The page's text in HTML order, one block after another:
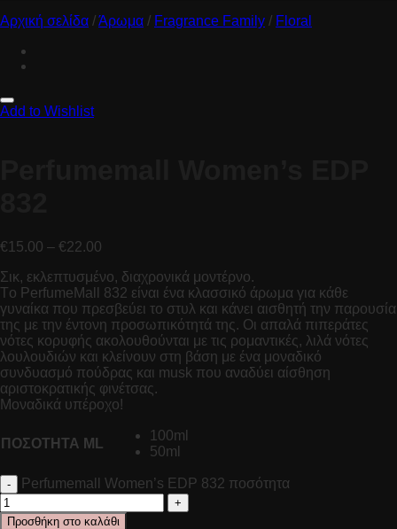
Αρχική σελίδα /Άρωμα / Fragrance Family / Floral
Add to Wishlist
€15.00 – €22.00
Σικ, εκλεπτυσμένο, διαχρονικά μοντέρνο.
Tο PerfumeMall 832 είναι ένα κλασσικό άρωμα για κάθε
γυναίκα που πρεσβεύει το στυλ και κάνει αισθητή την παρουσία
της με την έντονη προσωπικότητά της. Οι απαλά πιπεράτες
νότες κορυφής ακολουθούνται με τις ρομαντικές, λιλά νότες
λουλουδιών και κλείνουν στη βάση με ένα μοναδικό
συνδυασμό πούδρας και musk που αναδύει αίσθηση
αριστοκρατικής φινέτσας.
Μοναδικά υπέροχο!
ΠΟΣΟΤΗΤΑ ML
100ml
50ml
Perfumemall Women’s EDP 832 ποσότητα
Προσθήκη στο καλάθι